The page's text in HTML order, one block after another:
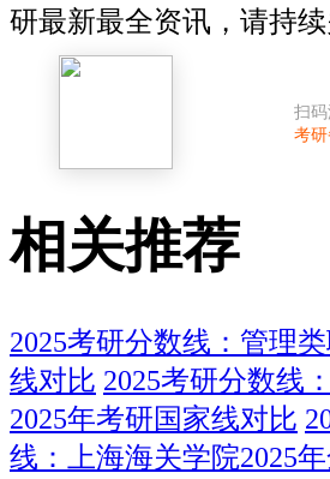
研最新最全资讯，请持续
扫
考
相关推荐
2025考研分数线：管理
线对比 2025考研分数线
2025年考研国家线对比
线：上海海关学院2025